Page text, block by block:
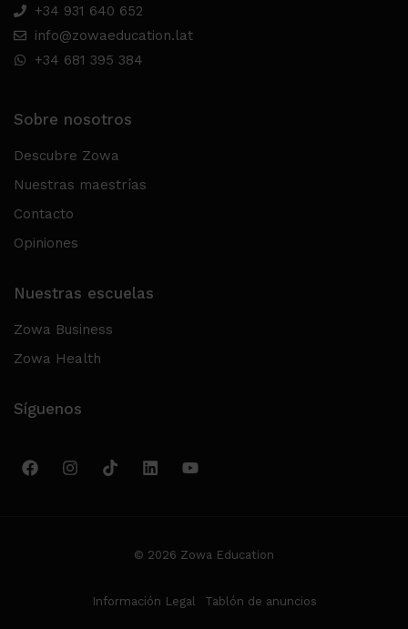
+34 931 640 652
info@zowaeducation.lat
+34 681 395 384
Sobre nosotros
Descubre Zowa
Nuestras maestrías
Contacto
Opiniones
Nuestras escuelas
Zowa Business
Zowa Health
Síguenos
© 2026 Zowa Education
Información Legal Tablón de anuncios